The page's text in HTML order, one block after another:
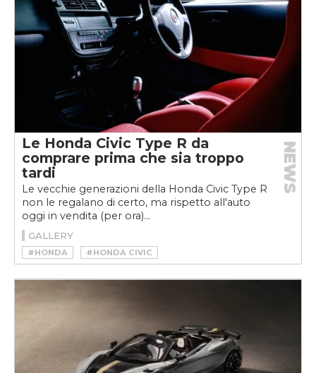
Le Honda Civic Type R da
comprare prima che sia troppo
tardi
Le vecchie generazioni della Honda Civic Type R
non le regalano di certo, ma rispetto all'auto
oggi in vendita (per ora)...
NEWS
GALLERY
#HONDA
#HONDA CIVIC
#HONDA CIVIC TYPE R